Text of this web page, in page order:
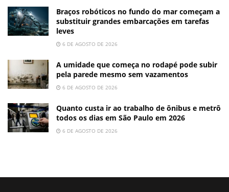
Braços robóticos no fundo do mar começam a
substituir grandes embarcações em tarefas
leves
6 DE AGOSTO DE 2026
A umidade que começa no rodapé pode subir
pela parede mesmo sem vazamentos
6 DE AGOSTO DE 2026
Quanto custa ir ao trabalho de ônibus e metrô
todos os dias em São Paulo em 2026
6 DE AGOSTO DE 2026